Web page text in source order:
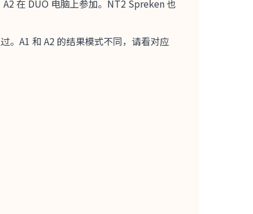
在 DUO 电脑上参加。NT2 Spreken 也
。A1 和 A2 的结果模式不同，请看对应